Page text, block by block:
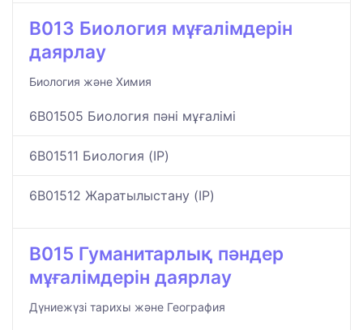
B013 Биология мұғалімдерін
даярлау
Биология және Химия
6B01505 Биология пәні мұғалімі
6B01511 Биология (IP)
6B01512 Жаратылыстану (IP)
B015 Гуманитарлық пәндер
мұғалімдерін даярлау
Дүниежүзі тарихы және География